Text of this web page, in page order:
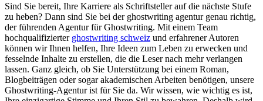
Sind Sie bereit, Ihre Karriere als Schriftsteller auf die nächste Stufe
zu heben? Dann sind Sie bei der ghostwriting agentur genau richtig,
der führenden Agentur für Ghostwriting. Mit einem Team
hochqualifizierter ghostwriting schweiz und erfahrener Autoren
können wir Ihnen helfen, Ihre Ideen zum Leben zu erwecken und
fesselnde Inhalte zu erstellen, die die Leser nach mehr verlangen
lassen. Ganz gleich, ob Sie Unterstützung bei einem Roman,
Blogbeiträgen oder sogar akademischen Arbeiten benötigen, unsere
Ghostwriting-Agentur ist für Sie da. Wir wissen, wie wichtig es ist,